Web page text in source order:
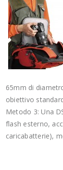
65mm di
obiettivo
Metodo 3: Una
flash esterno,
caricabatterie),